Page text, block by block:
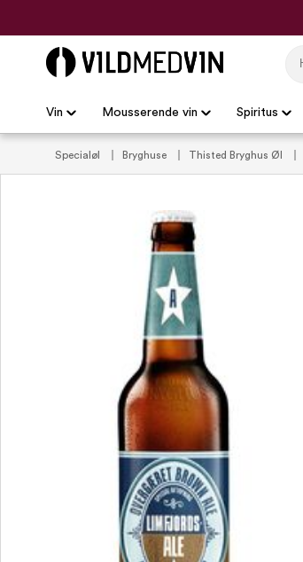
Vin Mousserende vin Spiritus
Specialøl Bryghuse Thisted Bryghus Øl